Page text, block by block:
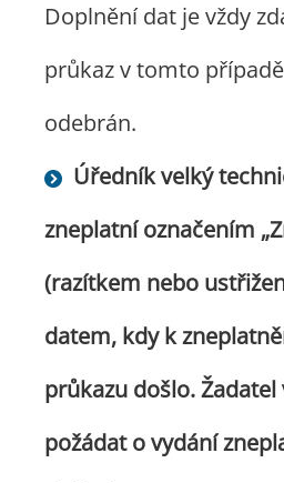
Doplnění dat je vždy
průkaz v tomto
odebrán.
Úředník velký
zneplatní označením
(razítkem nebo
datem, kdy k
průkazu došlo. Žadatel
požádat o vydání